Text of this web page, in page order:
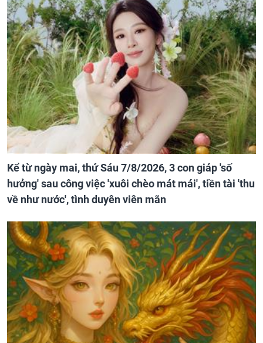
Kể từ ngày mai, thứ Sáu 7/8/2026, 3 con giáp 'số
hưởng' sau công việc 'xuôi chèo mát mái', tiền tài 'thu
về như nước', tình duyên viên mãn